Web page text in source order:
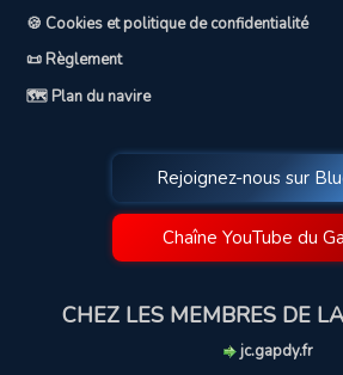
🍪 Cookies et politique de confidentialité
📜 Règlement
🗺️ Plan du navire
Rejoignez-nous sur
Chaîne YouTube du
CHEZ LES MEMBRES DE
jc.gapdy.fr